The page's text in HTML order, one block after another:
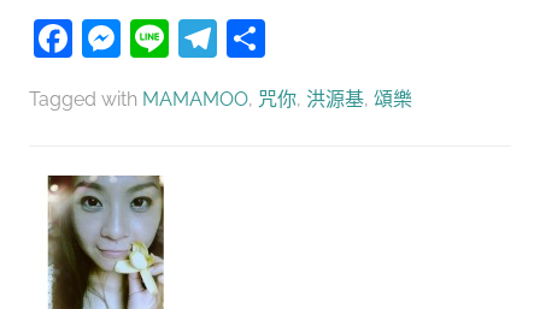
Facebook
Messenger
LineTelegram
Tagged with MAMAMOO, 咒你, 洪源基, 頌樂